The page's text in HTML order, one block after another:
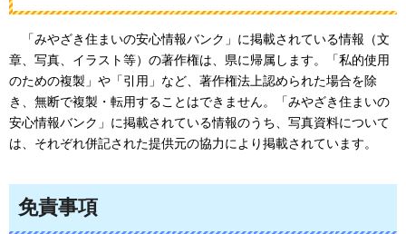
「みやざき住まいの安心情報バンク」に掲載されている情報（文
章、写真、イラスト等）の著作権は、県に帰属します。「私的使用
のための複製」や「引用」など、著作権法上認められた場合を除
き、無断で複製・転用することはできません。「みやざき住まいの
安心情報バンク」に掲載されている情報のうち、写真資料について
は、それぞれ併記された提供元の協力により掲載されています。
免責事項